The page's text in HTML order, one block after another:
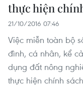
thực hiện
21/10/2016 07:46
Việc miễn toàn bộ
đình, cá nhân, kể
dụng đất nông
thực hiện chính